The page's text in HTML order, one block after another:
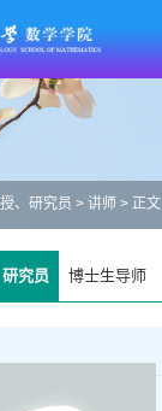
、研究员 > 讲师 > 正文
究员 博士生导师